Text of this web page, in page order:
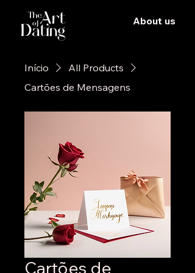
About us
Início
All Products
Cartões de Mensagens
Cartões de